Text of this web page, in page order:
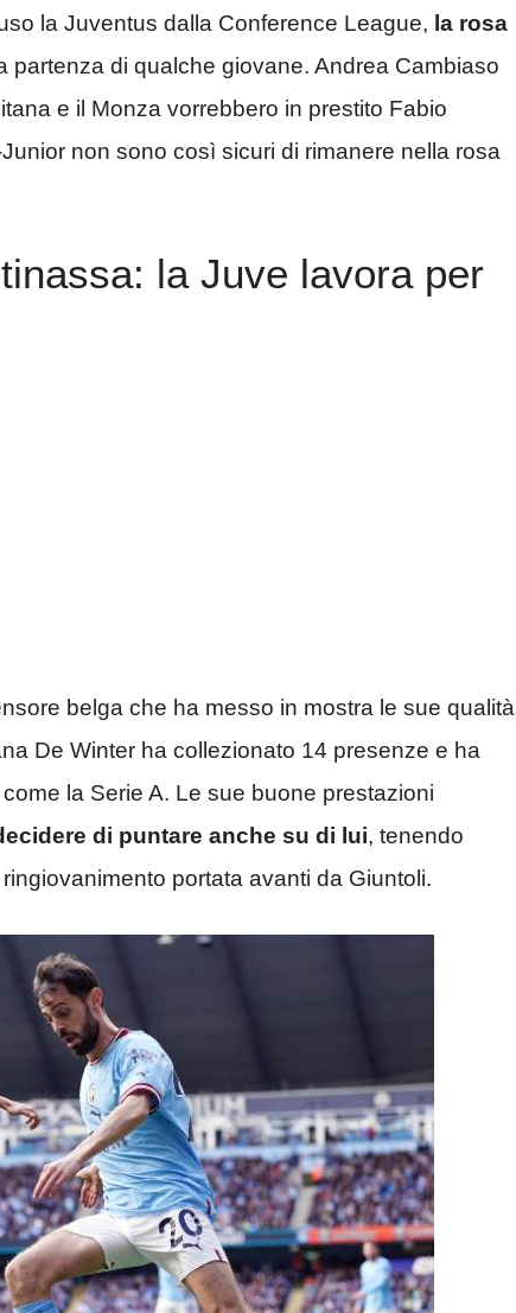
la Juventus dalla Conference League, la rosa
partenza di qualche giovane. Andrea Cambiaso
e il Monza vorrebbero in prestito Fabio
non sono così sicuri di rimanere nella rosa
la Juve lavora per
belga che ha messo in mostra le sue qualità
De Winter ha collezionato 14 presenze e ha
la Serie A. Le sue buone prestazioni
di puntare anche su di lui, tenendo
portata avanti da Giuntoli.